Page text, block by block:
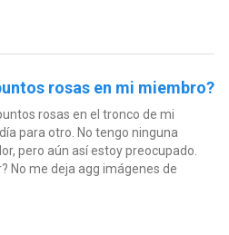
rosas en mi miembro?
rosas en el tronco de mi
para otro. No tengo ninguna
pero aún así estoy preocupado.
No me deja agg imágenes de